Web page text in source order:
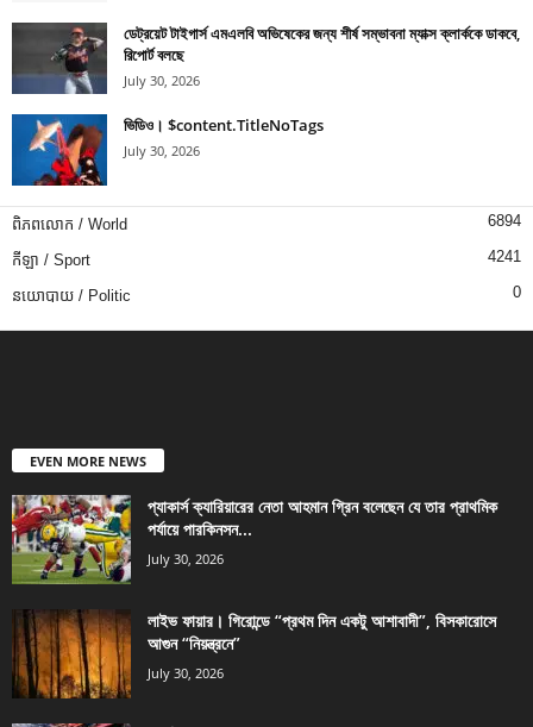
ডেট্রয়েট টাইগার্স এমএলবি অভিষেকের জন্য শীর্ষ সম্ভাবনা ম্যাক্স ক্লার্ককে ডাকবে,
রিপোর্ট বলছে
July 30, 2026
ভিডিও। $content.TitleNoTags
July 30, 2026
ពិភពលោក / World 6894
កីឡា / Sport 4241
នយោបាយ / Politic 0
EVEN MORE NEWS
প্যাকার্স ক্যারিয়ারের নেতা আহমান গ্রিন বলেছেন যে তার প্রাথমিক
পর্যায়ে পারকিনসন...
July 30, 2026
লাইভ ফায়ার। গিরোন্ডে “প্রথম দিন একটু আশাবাদী”, বিসকারোসে
আগুন “নিয়ন্ত্রনে”
July 30, 2026